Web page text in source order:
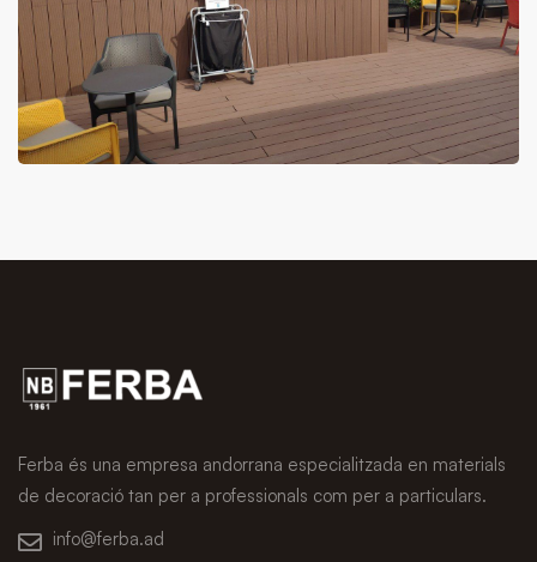
Ferba és una empresa andorrana especialitzada en materials
de decoració tan per a professionals com per a particulars.
info@ferba.ad